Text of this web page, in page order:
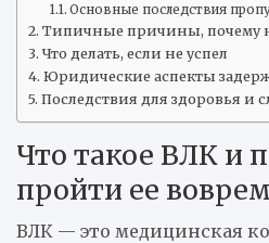
Основные последствия
Типичные причины, почему
Что делать, если не успел
Юридические аспекты
Последствия для здоровья и
Что такое ВЛК и
пройти ее
ВЛК — это медицинская